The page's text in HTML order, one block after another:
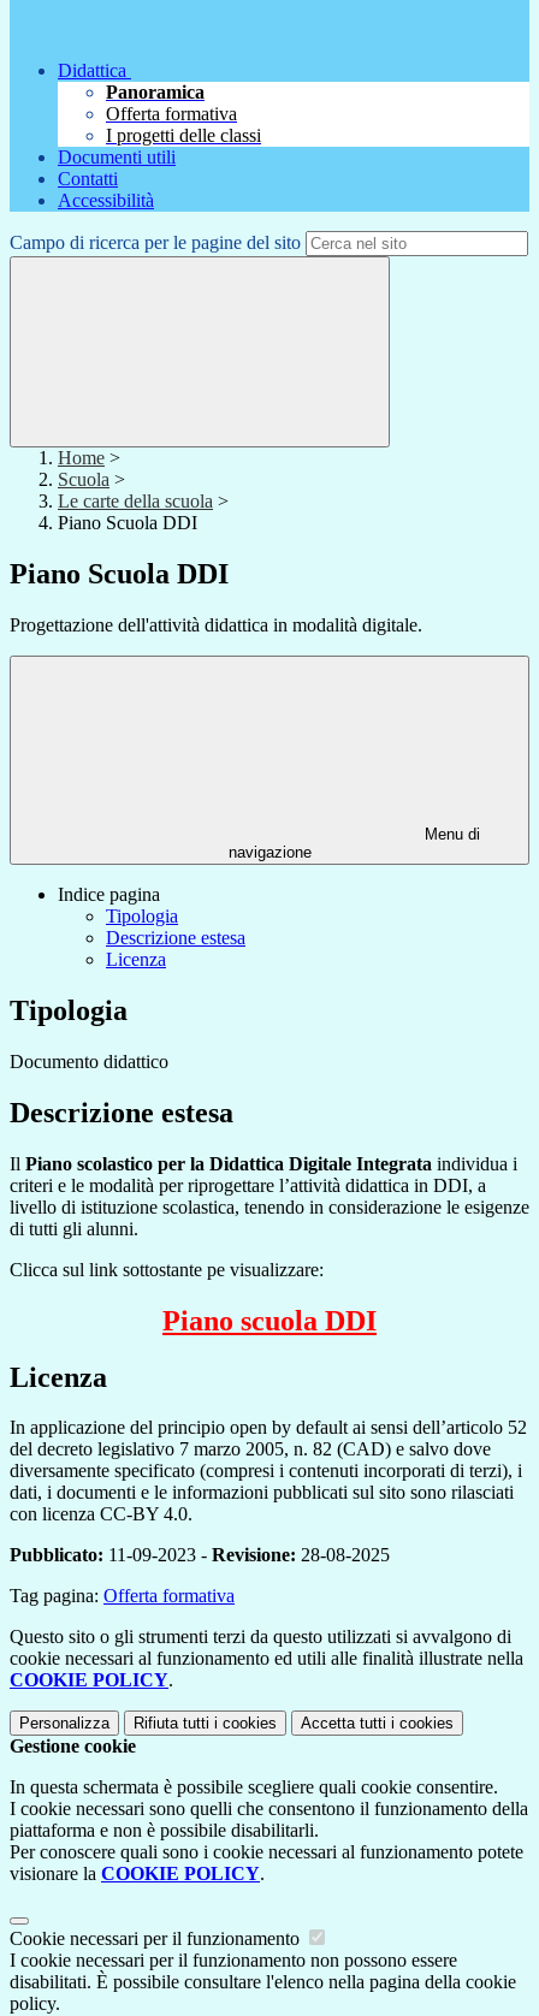
Didattica
Panoramica
Offerta formativa
I progetti delle classi
Documenti utili
Contatti
Accessibilità
Campo di ricerca per le pagine del sito
Home >
Scuola >
Le carte della scuola >
Piano Scuola DDI
Piano Scuola DDI
Progettazione dell'attività didattica in modalità digitale.
Menu di
navigazione
Indice pagina
Tipologia
Descrizione estesa
Licenza
Tipologia
Documento didattico
Descrizione estesa
Il Piano scolastico per la Didattica Digitale Integrata individua i
criteri e le modalità per riprogettare l’attività didattica in DDI, a
livello di istituzione scolastica, tenendo in considerazione le esigenze
di tutti gli alunni.
Clicca sul link sottostante pe visualizzare:
Piano scuola DDI
Licenza
In applicazione del principio open by default ai sensi dell’articolo 52
del decreto legislativo 7 marzo 2005, n. 82 (CAD) e salvo dove
diversamente specificato (compresi i contenuti incorporati di terzi), i
dati, i documenti e le informazioni pubblicati sul sito sono rilasciati
con licenza CC-BY 4.0.
Pubblicato: 11-09-2023 - Revisione: 28-08-2025
Tag pagina: Offerta formativa
Questo sito o gli strumenti terzi da questo utilizzati si avvalgono di
cookie necessari al funzionamento ed utili alle finalità illustrate nella
COOKIE POLICY.
Personalizza Rifiuta tutti i cookies Accetta tutti i cookies
Gestione cookie
In questa schermata è possibile scegliere quali cookie consentire.
I cookie necessari sono quelli che consentono il funzionamento della
piattaforma e non è possibile disabilitarli.
Per conoscere quali sono i cookie necessari al funzionamento potete
visionare la COOKIE POLICY.
Cookie necessari per il funzionamento
I cookie necessari per il funzionamento non possono essere
disabilitati. È possibile consultare l'elenco nella pagina della cookie
policy.